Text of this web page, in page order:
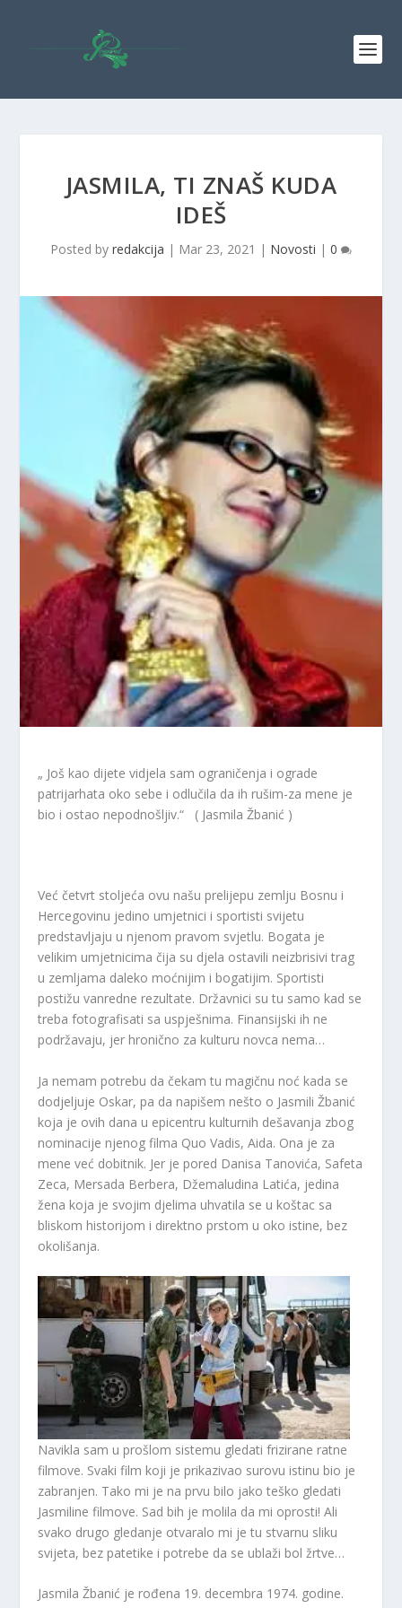
JASMILA, TI ZNAŠ KUDA
IDEŠ
Posted by redakcija | Mar 23, 2021 | Novosti | 0
„ Još kao dijete vidjela sam ograničenja i ograde
patrijarhata oko sebe i odlučila da ih rušim-za mene je
bio i ostao nepodnošljiv.“ ( Jasmila Žbanić )
Već četvrt stoljeća ovu našu prelijepu zemlju Bosnu i
Hercegovinu jedino umjetnici i sportisti svijetu
predstavljaju u njenom pravom svjetlu. Bogata je
velikim umjetnicima čija su djela ostavili neizbrisivi trag
u zemljama daleko moćnijim i bogatijim. Sportisti
postižu vanredne rezultate. Državnici su tu samo kad se
treba fotografisati sa uspješnima. Finansijski ih ne
podržavaju, jer hronično za kulturu novca nema…
Ja nemam potrebu da čekam tu magičnu noć kada se
dodjeljuje Oskar, pa da napišem nešto o Jasmili Žbanić
koja je ovih dana u epicentru kulturnih dešavanja zbog
nominacije njenog filma Quo Vadis, Aida. Ona je za
mene već dobitnik. Jer je pored Danisa Tanovića, Safeta
Zeca, Mersada Berbera, Džemaludina Latića, jedina
žena koja je svojim djelima uhvatila se u koštac sa
bliskom historijom i direktno prstom u oko istine, bez
okolišanja.
Navikla sam u prošlom sistemu gledati frizirane ratne
filmove. Svaki film koji je prikazivao surovu istinu bio je
zabranjen. Tako mi je na prvu bilo jako teško gledati
Jasmiline filmove. Sad bih je molila da mi oprosti! Ali
svako drugo gledanje otvaralo mi je tu stvarnu sliku
svijeta, bez patetike i potrebe da se ublaži bol žrtve…
Jasmila Žbanić je rođena 19. decembra 1974. godine.